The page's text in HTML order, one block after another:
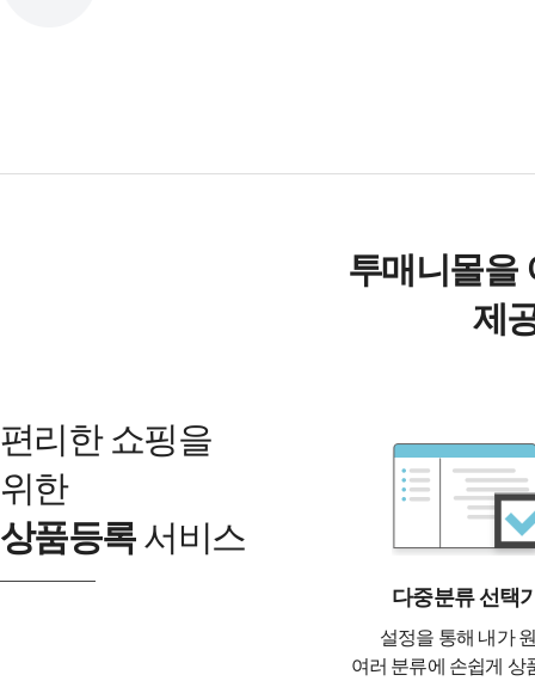
투매니몰을
제
편리한 쇼핑을
위한
상품등록 서비스
다중분류 선택
설정을 통해 내가
여러 분류에 손쉽게 상